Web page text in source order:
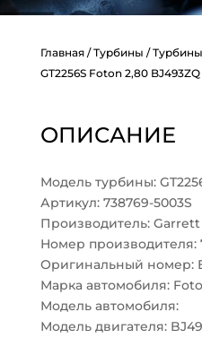
Главная/Турбины /
GT2256S Foton 2,80
ОПИСАНИЕ
Модель турбины:
Артикул: 738769-5003S
Производитель: Garrett
Номер производителя:
Оригинальный номер:
Марка автомобиля:
Модель автомобиля:
Модель двигателя: